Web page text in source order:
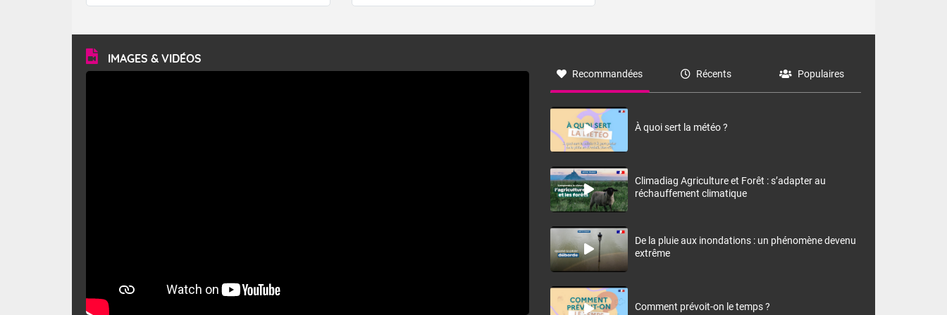
forêt. Mais qu'est-ce que le mistral ? Quelles sont ses
vitesse moyenne de 50 km/h et atteindre 80 à 100 km/h
en rafales, parfois davantage. Il parcourt la basse vallée
du Rhône et la Provence et envahit le littoral
méditerranéen à partir de la Camargue.
de forêt. Mais qu'est-ce que la tramontane ? Quelles sont
à nord-ouest, dans un secteur qui part du Roussillon à la
monts, en allusion aux régions montagneuses d’où
IMAGES & VIDÉOS
Recommandées Récents Populaires
À quoi sert la météo ?
Climadiag Agriculture et Forêt : s’adapter au
réchauffement climatique
De la pluie aux inondations : un phénomène devenu
extrême
Comment prévoit-on le temps ?